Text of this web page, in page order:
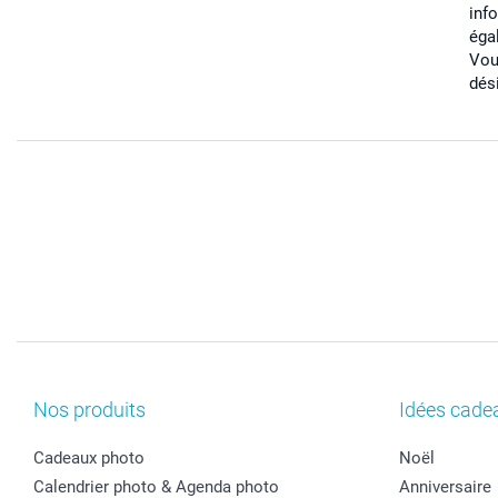
Nos produits
Cadeaux photo
Calendrier photo & Agenda photo
Idées
Noël
Anniversaire